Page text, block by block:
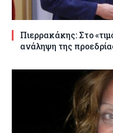
Πιερρακάκης: Στο
ανάληψη της